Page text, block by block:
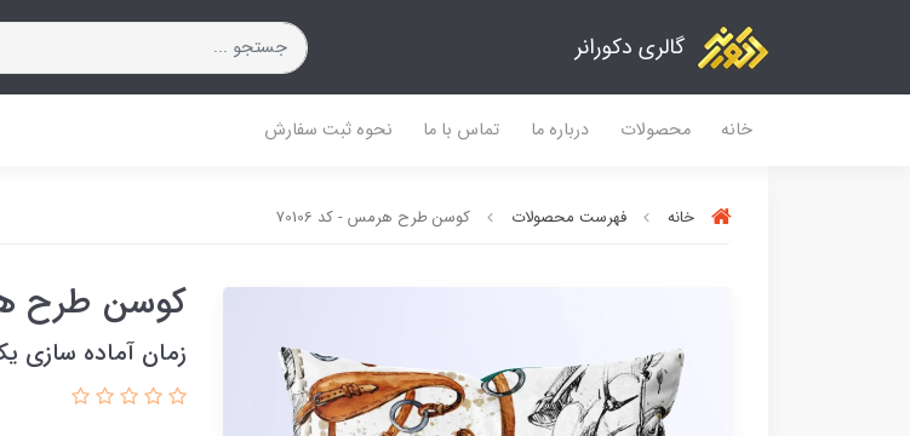
گالری دکورانر
خانه محصولات درباره ما تماس با ما نحوه ثبت سفارش
خانه فهرست محصولات کوسن طرح هرمس - کد 70106
کوسن طرح
زمان آماده سازی